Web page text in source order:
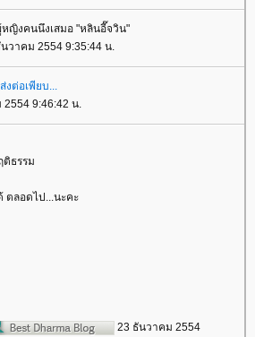
ญิงคนนึงเสมอ "หลินอี๊จวิน"
วาคม 2554 9:35:44 น.
9:46:42 น.
ติธรรม
ตลอดไป...นะคะ
23 ธันวาคม 2554